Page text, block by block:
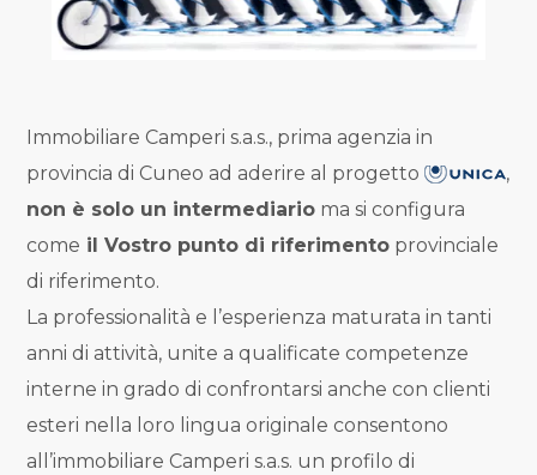
Immobiliare Camperi s.a.s., prima agenzia in
provincia di Cuneo ad aderire al progetto
,
non è solo un intermediario ma si configura
come il Vostro punto di riferimento provinciale
di riferimento.
La professionalità e l’esperienza maturata in tanti
anni di attività, unite a qualificate competenze
interne in grado di confrontarsi anche con clienti
esteri nella loro lingua originale consentono
all’immobiliare Camperi s.a.s. un profilo di
Da € 10.000 a € 20.000
Da € 50.000 a € 100.000
Da € 100.000 a € 200.000
Da € 200.000 a € 400.000
Da € 400.000 a € 600.000
Da € 600.000 a € 800.000